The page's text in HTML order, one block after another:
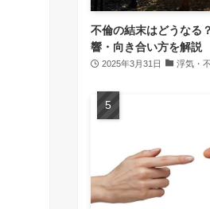
不倫の結末はどうなる
響・向き合い方を解説
2025年3月31日 浮気・